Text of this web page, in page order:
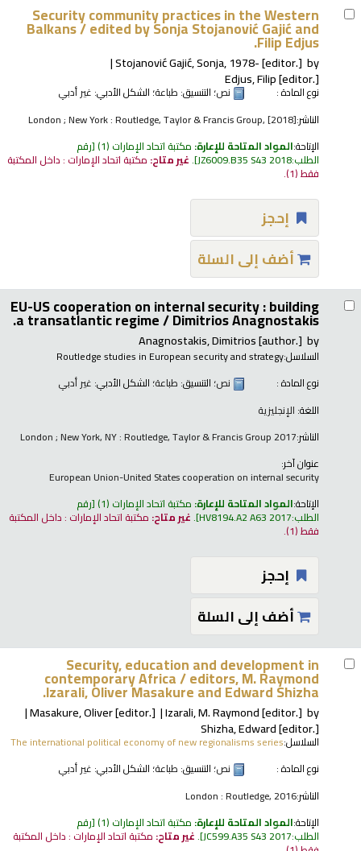
Security community practices in the Western
Balkans /edited by Sonja Stojanović Gajić and
Filip Edjus.
by
Stojanović Gajić, Sonja, 1978-[editor.]
Edjus, Filip[editor.]
نوع المادة : نص؛ التنسيق: طباعة؛ الشكل الأدبي: غير أدبي
الناشر:London ; New York : Routledge, Taylor & Francis Group, [2018]
الإتاحة:المواد المتاحة للإعارة: مكتبة اتحاد الإمارات (1) رقم
الطلب:JZ6009.B35 S43 2018
.غير متاح: مكتبة اتحاد الإمارات : داخل المكتبة
فقط(1).
إحجز
أضف إلى السلة
EU-US cooperation on internal security : building
a transatlantic regime /Dimitrios Anagnostakis.
by
Anagnostakis, Dimitrios[author.]
السلاسل:Routledge studies in European security and strategy
نوع المادة :
نص؛ التنسيق: طباعة؛ الشكل الأدبي: غير أدبي
اللغة: الإنجليزية
الناشر:London ; New York, NY : Routledge, Taylor & Francis Group 2017
عنوان آخر:
European Union-United States cooperation on internal security
الإتاحة:المواد المتاحة للإعارة: مكتبة اتحاد الإمارات (1) رقم
الطلب:HV8194.A2 A63 2017
.غير متاح: مكتبة اتحاد الإمارات : داخل المكتبة
فقط(1).
إحجز
أضف إلى السلة
Security, education and development in
contemporary Africa /editors, M. Raymond
Izarali, Oliver Masakure and Edward Shizha.
by
Izarali, M. Raymond[editor.]
Masakure, Oliver[editor.]
Shizha, Edward[editor.]
السلاسل:The international political economy of new regionalisms series
نوع المادة :
نص؛ التنسيق: طباعة؛ الشكل الأدبي: غير أدبي
الناشر:London : Routledge, 2016
الإتاحة:المواد المتاحة للإعارة: مكتبة اتحاد الإمارات (1) رقم
الطلب:JC599.A35 S43 2017
.غير متاح: مكتبة اتحاد الإمارات : داخل المكتبة